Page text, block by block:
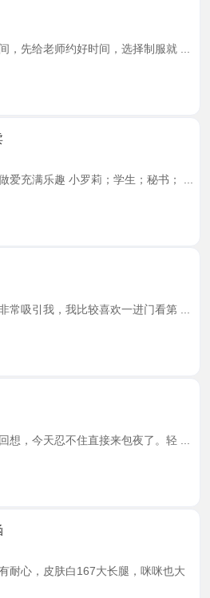
，先给老师约好时间，选择制服就 ...
爱充满乐趣 小罗莉；学生；秘书； ...
常吸引我，我比较喜欢一进门看第 ...
想，今天忍不住直接来包夜了。轻 ...
耐心，皮肤白167大长腿，咪咪也大